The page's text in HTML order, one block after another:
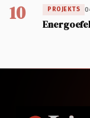
10 PROJEKTS